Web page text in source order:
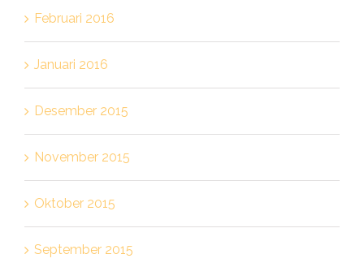
Februari 2016
Januari 2016
Desember 2015
November 2015
Oktober 2015
September 2015